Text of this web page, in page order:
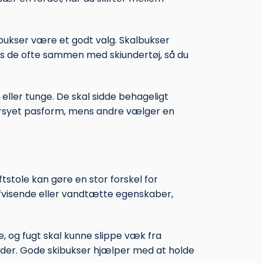
være et godt valg. Skalbukser
ofte sammen med skiundertøj, så du
tunge. De skal sidde behageligt
pasform, mens andre vælger en
kan gøre en stor forskel for
eller vandtætte egenskaber,
og fugt skal kunne slippe væk fra
Gode skibukser hjælper med at holde